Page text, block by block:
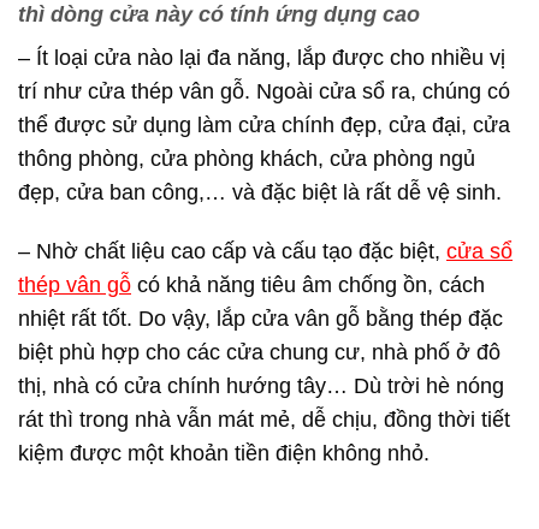
thì dòng cửa này có tính ứng dụng cao
– Ít loại cửa nào lại đa năng, lắp được cho nhiều vị
trí như cửa thép vân gỗ. Ngoài cửa sổ ra, chúng có
thể được sử dụng làm cửa chính đẹp, cửa đại, cửa
thông phòng, cửa phòng khách, cửa phòng ngủ
đẹp, cửa ban công,… và đặc biệt là rất dễ vệ sinh.
– Nhờ chất liệu cao cấp và cấu tạo đặc biệt, cửa sổ
thép vân gỗ có khả năng tiêu âm chống ồn, cách
nhiệt rất tốt. Do vậy, lắp cửa vân gỗ bằng thép đặc
biệt phù hợp cho các cửa chung cư, nhà phố ở đô
thị, nhà có cửa chính hướng tây… Dù trời hè nóng
rát thì trong nhà vẫn mát mẻ, dễ chịu, đồng thời tiết
kiệm được một khoản tiền điện không nhỏ.